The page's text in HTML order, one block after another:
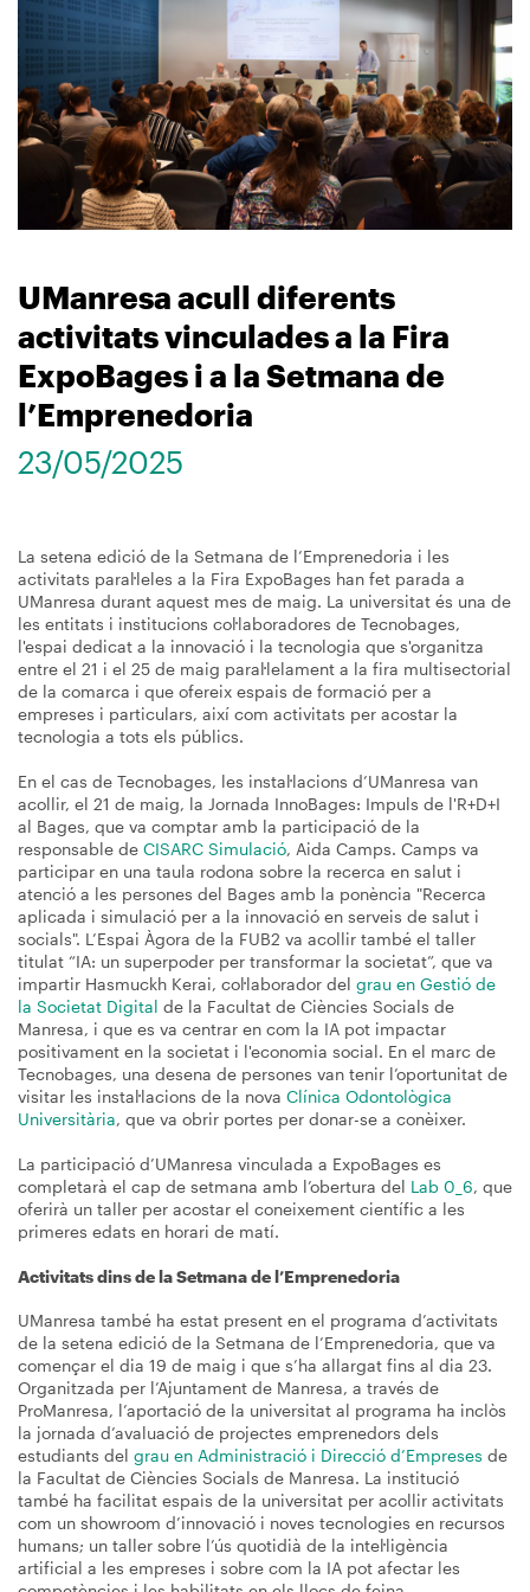
UManresa acull diferents
activitats vinculades a la Fira
ExpoBages i a la Setmana de
l’Emprenedoria
23/05/2025
La setena edició de la Setmana de l’Emprenedoria i les
activitats paral·leles a la Fira ExpoBages han fet parada a
UManresa durant aquest mes de maig. La universitat és una de
les entitats i institucions col·laboradores de Tecnobages,
l'espai dedicat a la innovació i la tecnologia que s'organitza
entre el 21 i el 25 de maig paral·lelament a la fira multisectorial
de la comarca i que ofereix espais de formació per a
empreses i particulars, així com activitats per acostar la
tecnologia a tots els públics.
En el cas de Tecnobages, les instal·lacions d’UManresa van
acollir, el 21 de maig, la Jornada InnoBages: Impuls de l'R+D+I
al Bages, que va comptar amb la participació de la
responsable de CISARC Simulació, Aida Camps. Camps va
participar en una taula rodona sobre la recerca en salut i
atenció a les persones del Bages amb la ponència "Recerca
aplicada i simulació per a la innovació en serveis de salut i
socials". L’Espai Àgora de la FUB2 va acollir també el taller
titulat “IA: un superpoder per transformar la societat”, que va
impartir Hasmuckh Kerai, col·laborador del grau en Gestió de
la Societat Digital de la Facultat de Ciències Socials de
Manresa, i que es va centrar en com la IA pot impactar
positivament en la societat i l'economia social. En el marc de
Tecnobages, una desena de persones van tenir l’oportunitat de
visitar les instal·lacions de la nova Clínica Odontològica
Universitària, que va obrir portes per donar-se a conèixer.
La participació d’UManresa vinculada a ExpoBages es
completarà el cap de setmana amb l’obertura del Lab 0_6, que
oferirà un taller per acostar el coneixement científic a les
primeres edats en horari de matí.
Activitats dins de la Setmana de l’Emprenedoria
UManresa també ha estat present en el programa d’activitats
de la setena edició de la Setmana de l’Emprenedoria, que va
començar el dia 19 de maig i que s’ha allargat fins al dia 23.
Organitzada per l’Ajuntament de Manresa, a través de
ProManresa, l’aportació de la universitat al programa ha inclòs
la jornada d’avaluació de projectes emprenedors dels
estudiants del grau en Administració i Direcció d’Empreses de
la Facultat de Ciències Socials de Manresa. La institució
també ha facilitat espais de la universitat per acollir activitats
com un showroom d’innovació i noves tecnologies en recursos
humans; un taller sobre l’ús quotidià de la intel·ligència
artificial a les empreses i sobre com la IA pot afectar les